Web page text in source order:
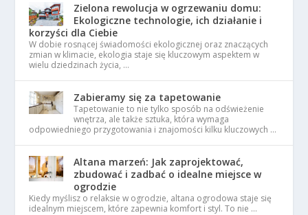
Zielona rewolucja w ogrzewaniu domu:
Ekologiczne technologie, ich działanie i
korzyści dla Ciebie
W dobie rosnącej świadomości ekologicznej oraz znaczących
zmian w klimacie, ekologia staje się kluczowym aspektem w
wielu dziedzinach życia, …
Zabieramy się za tapetowanie
Tapetowanie to nie tylko sposób na odświeżenie
wnętrza, ale także sztuka, która wymaga
odpowiedniego przygotowania i znajomości kilku kluczowych …
Altana marzeń: Jak zaprojektować,
zbudować i zadbać o idealne miejsce w
ogrodzie
Kiedy myślisz o relaksie w ogrodzie, altana ogrodowa staje się
idealnym miejscem, które zapewnia komfort i styl. To nie …